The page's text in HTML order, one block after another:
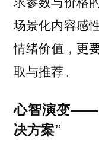
场景化内容感
情绪价值，更
取与推荐。
心智演变——
决方案”